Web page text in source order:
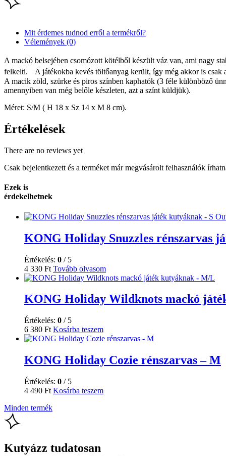
Mit érdemes tudnod erről a termékről?
Vélemények (0)
A mackó belsejében csomózott kötélből készült váz van, ami nagy
felkelti. A játékokba kevés töltőanyag került, így még akkor is csak
A macik zöld, szürke és piros színben kaphatók (3 féle különböző
amennyiben van még belőle készleten, azt a színt küldjük).
Méret: S/M ( H 18 x Sz 14 x M 8 cm).
Értékelések
There are no reviews yet
Csak bejelentkezett és a terméket már megvásárolt felhasználók
Ezek is
érdekelhetnek
KONG Holiday Snuzzles rénszarvas
Értékelés: 0 / 5
4 330 Ft Tovább olvasom
KONG Holiday Wildknots mackó
Értékelés: 0 / 5
6 380 Ft Kosárba teszem
KONG Holiday Cozie rénszarvas – M
Értékelés: 0 / 5
4 490 Ft Kosárba teszem
Minden termék
Kutyázz tudatosan